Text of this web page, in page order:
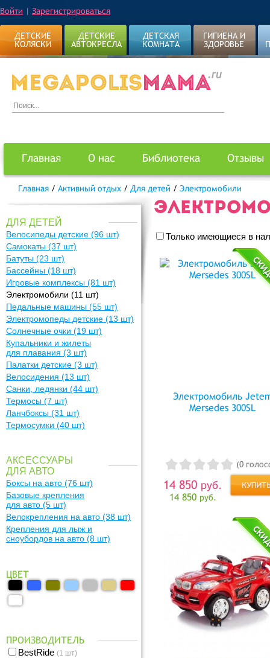
Войти | Зарегистрироваться
ДЕТСКИЕ
КОЛЯСКИ
ДЕТСКИЕ
АВТОКРЕСЛА
ДЕТСКАЯ
КОМНАТА
ГИГИЕНА И
ЗДОРОВЬЕ
Главная О нас Библиотека Отзывы
Главная / Активный отдых / Для детей / Электромобили
ДЛЯ ДЕТЕЙ
Велосипеды детские (96 шт)
Самокаты (37 шт)
Батуты (23 шт)
Бассейны (18 шт)
Игровые комплексы (81 шт)
Электромобили (11 шт)
Педальные машины (55 шт)
Электромопеды детские (13 шт)
Солнечные очки (19 шт)
Купальники и жилеты
для плавания (3 шт)
Палатки детские (3 шт)
Велосидения (13 шт)
Санки, ледянки (44 шт)
Термосы (7 шт)
Ланчбоксы (31 шт)
Термосумки (40 шт)
АКСЕССУАРЫ
ДЛЯ АВТО
Боксы на авто (76 шт)
Базовые крепления
для авто (5 шт)
Велокрепления на авто (38 шт)
Крепления для лыж и
сноубордов на авто (8 шт)
ЦВЕТ
ПРОИЗВОДИТЕЛЬ
BestRide (1 шт)
Только имеющиеся в
Электромобиль
Mersedes 300SL
(0
14 850 руб.
14 850 руб.